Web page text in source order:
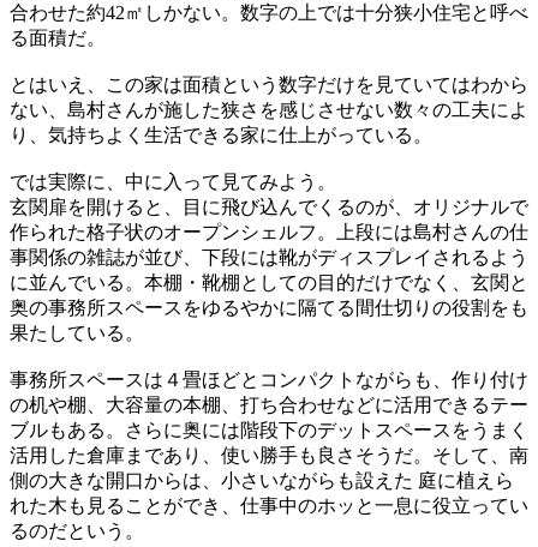
合わせた約42㎡しかない。数字の上では十分狭小住宅と呼べ
る面積だ。
とはいえ、この家は面積という数字だけを見ていてはわから
ない、島村さんが施した狭さを感じさせない数々の工夫によ
り、気持ちよく生活できる家に仕上がっている。
では実際に、中に入って見てみよう。
玄関扉を開けると、目に飛び込んでくるのが、オリジナルで
作られた格子状のオープンシェルフ。上段には島村さんの仕
事関係の雑誌が並び、下段には靴がディスプレイされるよう
に並んでいる。本棚・靴棚としての目的だけでなく、玄関と
奥の事務所スペースをゆるやかに隔てる間仕切りの役割をも
果たしている。
事務所スペースは４畳ほどとコンパクトながらも、作り付け
の机や棚、大容量の本棚、打ち合わせなどに活用できるテー
ブルもある。さらに奥には階段下のデットスペースをうまく
活用した倉庫まであり、使い勝手も良さそうだ。そして、南
側の大きな開口からは、小さいながらも設えた 庭に植えら
れた木も見ることができ、仕事中のホッと一息に役立ってい
るのだという。